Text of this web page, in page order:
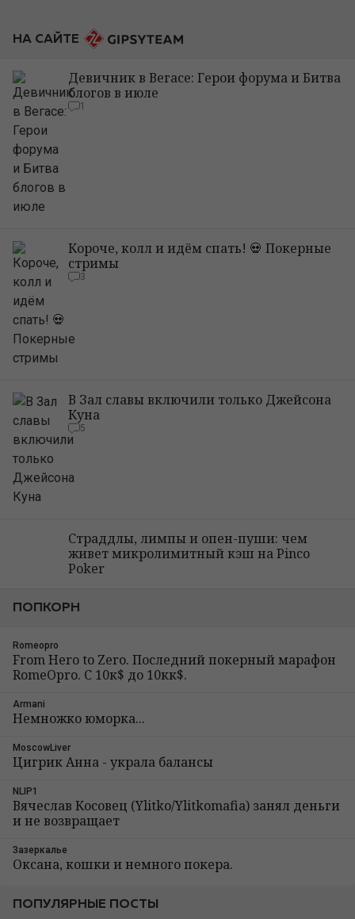
НА САЙТЕ
Девичник в Вегасе: Герои форума и Битва
блогов в июле
1
Короче, колл и идём спать! 💀 Покерные
стримы
3
В Зал славы включили только Джейсона
Куна
5
Страддлы, лимпы и опен-пуши: чем
живет микролимитный кэш на Pinco
Poker
ПОПКОРН
Romeopro
From Hero to Zero. Последний покерный марафон
RomeOpro. С 10к$ до 10кк$.
Armani
Немножко юморка...
MoscowLiver
Цигрик Анна - украла балансы
NLIP1
Вячеслав Косовец (Ylitko/Ylitkomafia) занял деньги
и не возвращает
Зазеркалье
Оксана, кошки и немного покера.
ПОПУЛЯРНЫЕ ПОСТЫ